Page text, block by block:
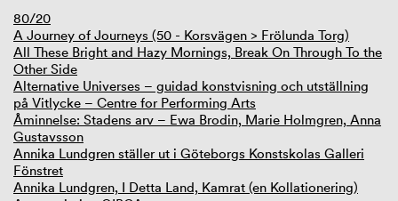
80/20
A Journey of Journeys (50 - Korsvägen > Frölunda Torg)
All These Bright and Hazy Mornings, Break On Through To the
Other Side
Alternative Universes – guidad konstvisning och utställning
på Vitlycke – Centre for Performing Arts
Åminnelse: Stadens arv – Ewa Brodin, Marie Holmgren, Anna
Gustavsson
Annika Lundgren ställer ut i Göteborgs Konstskolas Galleri
Fönstret
Annika Lundgren, I Detta Land, Kamrat (en Kollationering)